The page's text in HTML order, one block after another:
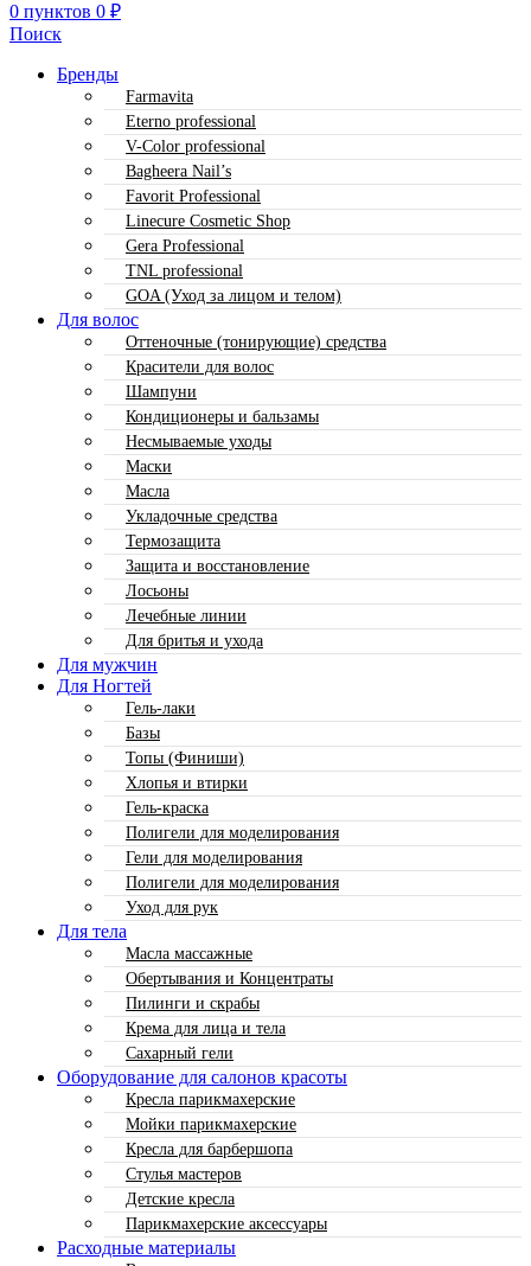
0 пунктов 0 ₽
Поиск
Бренды
Farmavita
Eterno professional
V-Color professional
Bagheera Nail’s
Favorit Professional
Linecure Cosmetic Shop
Gera Professional
TNL professional
GOA (Уход за лицом и телом)
Для волос
Оттеночные (тонирующие) средства
Красители для волос
Шампуни
Кондиционеры и бальзамы
Несмываемые уходы
Маски
Масла
Укладочные средства
Термозащита
Защита и восстановление
Лосьоны
Лечебные линии
Для бритья и ухода
Для мужчин
Для Ногтей
Гель-лаки
Базы
Топы (Финиши)
Хлопья и втирки
Гель-краска
Полигели для моделирования
Гели для моделирования
Полигели для моделирования
Уход для рук
Для тела
Масла массажные
Обертывания и Концентраты
Пилинги и скрабы
Крема для лица и тела
Сахарный гели
Оборудование для салонов красоты
Кресла парикмахерские
Мойки парикмахерские
Кресла для барбершопа
Стулья мастеров
Детские кресла
Парикмахерские аксессуары
Расходные материалы